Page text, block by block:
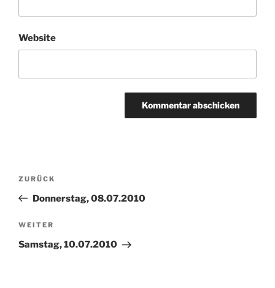
Website
Beitragsnavigation
Vorheriger
Beitrag
ZURÜCK
Donnerstag, 08.07.2010
Nächster
Beitrag
WEITER
Samstag, 10.07.2010